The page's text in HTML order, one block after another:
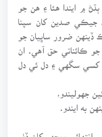
ٻڌڻ ۾ ايندا هئا ۽ هن جو
جيڪي صدين کان سپنا
ڏينهن ضرور ساڀيان جو
جو ڪائناتي حق آهي. ان
کسي سگهي ۽ دل ئي دل
جهوليندو،
به ايندو.
انتهائي ويجهو کان ڏٺو